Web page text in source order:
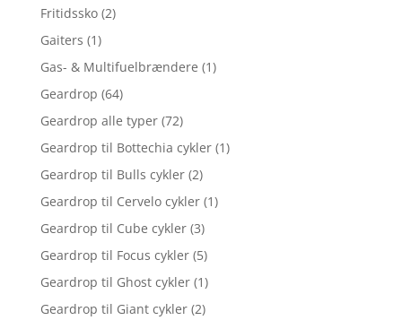
Fritidssko (2)
Gaiters (1)
Gas- & Multifuelbrændere (1)
Geardrop (64)
Geardrop alle typer (72)
Geardrop til Bottechia cykler (1)
Geardrop til Bulls cykler (2)
Geardrop til Cervelo cykler (1)
Geardrop til Cube cykler (3)
Geardrop til Focus cykler (5)
Geardrop til Ghost cykler (1)
Geardrop til Giant cykler (2)